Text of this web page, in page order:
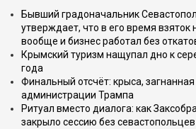
Бывший градоначальник
утверждает, что в его время взяток
вообще и бизнес работал без
Крымский туризм нащупал дно к
года
Финальный отсчёт: крыса,
администрации Трампа
Ритуал вместо диалога: как
закрыло сессию без севастопольцев